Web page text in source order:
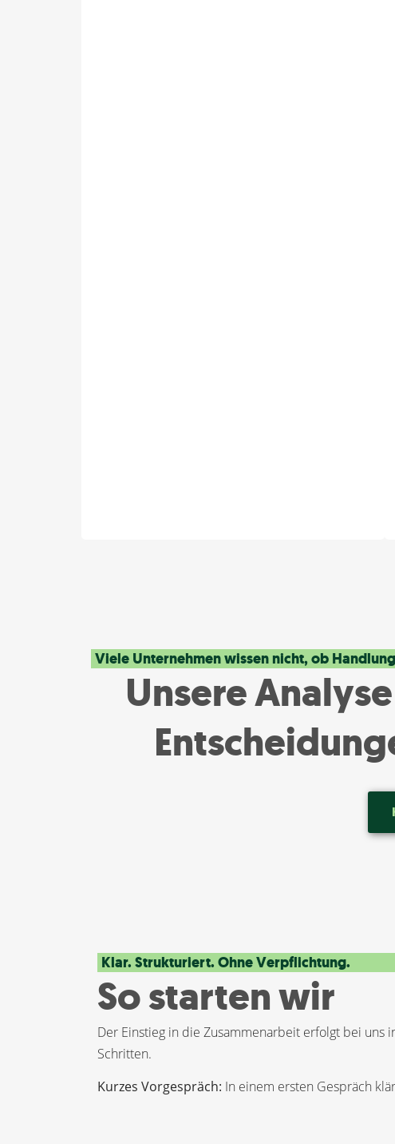
Viele Unternehmen wissen nicht, ob
Unsere
Klar. Strukturiert. Ohne Verpflichtung.
So starten wir
Der Einstieg in die Zusammenarbeit erfolgt bei uns
Schritten.
Kurzes Vorgespräch: In einem ersten Gespräch